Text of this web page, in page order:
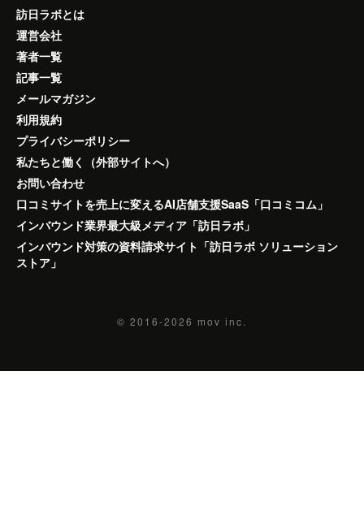
訪日ラボとは
運営会社
著者一覧
記事一覧
メールマガジン
利用規約
プライバシーポリシー
私たちと働く（外部サイトへ）
お問い合わせ
口コミサイトを売上に変えるAI店舗支援SaaS「口コミコム」
インバウンド業界最大級メディア「訪日ラボ」
インバウンド対策の資料請求サイト「訪日ラボ ソリューション
ストア」
© 2016-2026 mov inc.